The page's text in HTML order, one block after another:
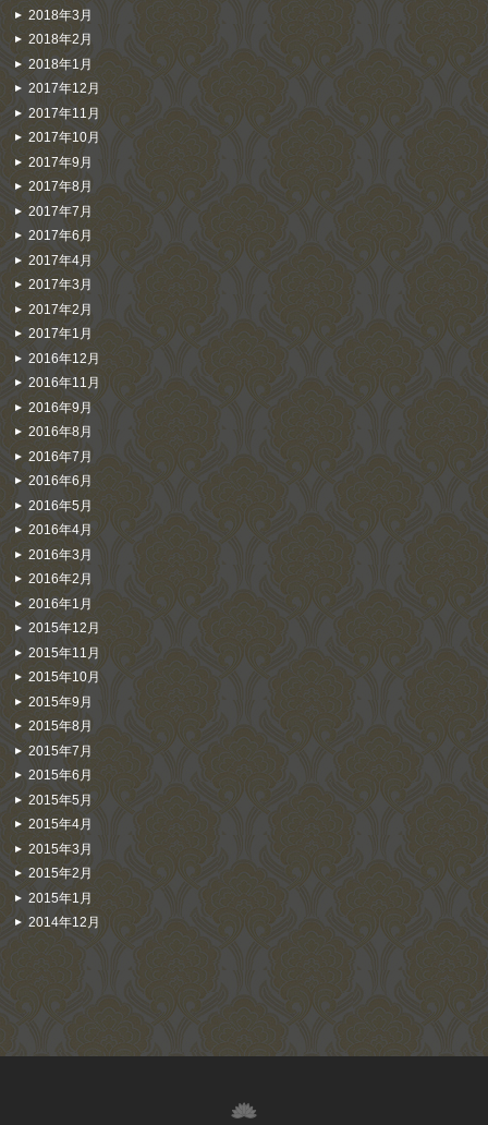
2018年3月
2018年2月
2018年1月
2017年12月
2017年11月
2017年10月
2017年9月
2017年8月
2017年7月
2017年6月
2017年4月
2017年3月
2017年2月
2017年1月
2016年12月
2016年11月
2016年9月
2016年8月
2016年7月
2016年6月
2016年5月
2016年4月
2016年3月
2016年2月
2016年1月
2015年12月
2015年11月
2015年10月
2015年9月
2015年8月
2015年7月
2015年6月
2015年5月
2015年4月
2015年3月
2015年2月
2015年1月
2014年12月